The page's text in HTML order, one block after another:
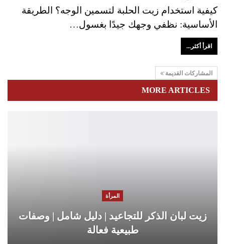
كيفية استخدام زيت الحلبة لتسمين الوجه؟ الطريقة
الأساسية: نظفي وجهك جيدًا بغسول…
اقرأ أكثر...
المشاركات القديمة
MORE ARTICLES
المرأة
زيت لبان الذكر للتجاعيد | دليل شامل | وصفات
طبيعية فعالة